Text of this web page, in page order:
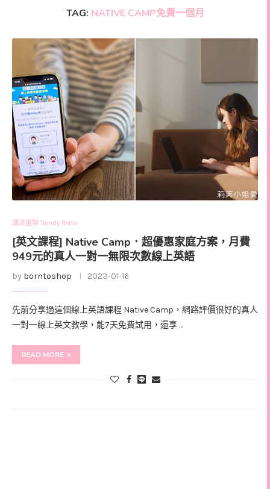
TAG: NATIVE CAMP免費一個月
潮流選物 Trendy Items
[英文課程] Native Camp．超優惠家庭方案，月費
949元的真人一對一無限次數線上英語
by borntoshop 2023-01-16
先前分享過這個線上英語課程 Native Camp，網路評價很好的真人
一對一線上英文教學，能7天免費試用，還享 …
READ MORE